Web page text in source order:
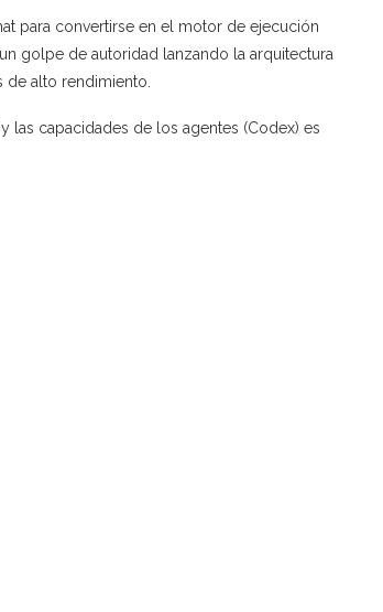
para convertirse en el motor de ejecución
un golpe de autoridad lanzando la arquitectura
de alto rendimiento.
las capacidades de los agentes (Codex) es